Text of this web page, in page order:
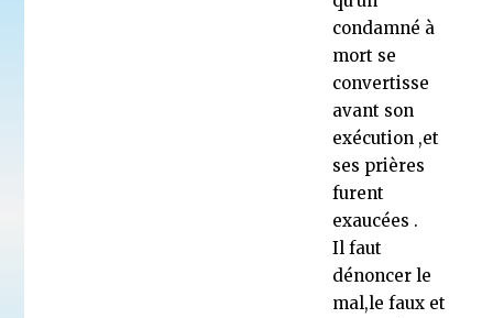
condamné à
mort se
convertisse
avant son
exécution ,et
ses prières
furent
exaucées .
Il faut
dénoncer le
mal,le faux et